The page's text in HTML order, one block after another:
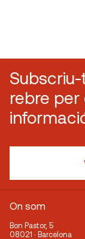
rebre
On som
Bon Pastor, 5
08021 · Barcelona